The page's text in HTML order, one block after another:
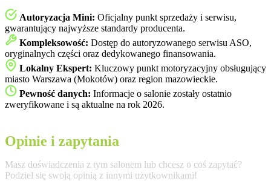
Autoryzacja Mini: Oficjalny punkt sprzedaży i serwisu,
gwarantujący najwyższe standardy producenta.
Kompleksowość: Dostęp do autoryzowanego serwisu ASO,
oryginalnych części oraz dedykowanego finansowania.
Lokalny Ekspert: Kluczowy punkt motoryzacyjny obsługujący
miasto Warszawa (Mokotów) oraz region mazowieckie.
Pewność danych: Informacje o salonie zostały ostatnio
zweryfikowane i są aktualne na rok 2026.
Opinie i zapytania
Masz doświadczenia z tym salonem lub chcesz o coś zapytać?
Podziel się swoją opinią z innymi użytkownikami!